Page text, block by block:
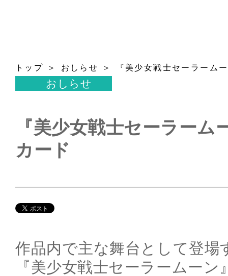
トップ おしらせ 『美少女戦士セーラーム
おしらせ
『美少女戦士セーラーム
カード
作品内で主な舞台として登場
『美少女戦士セーラームー